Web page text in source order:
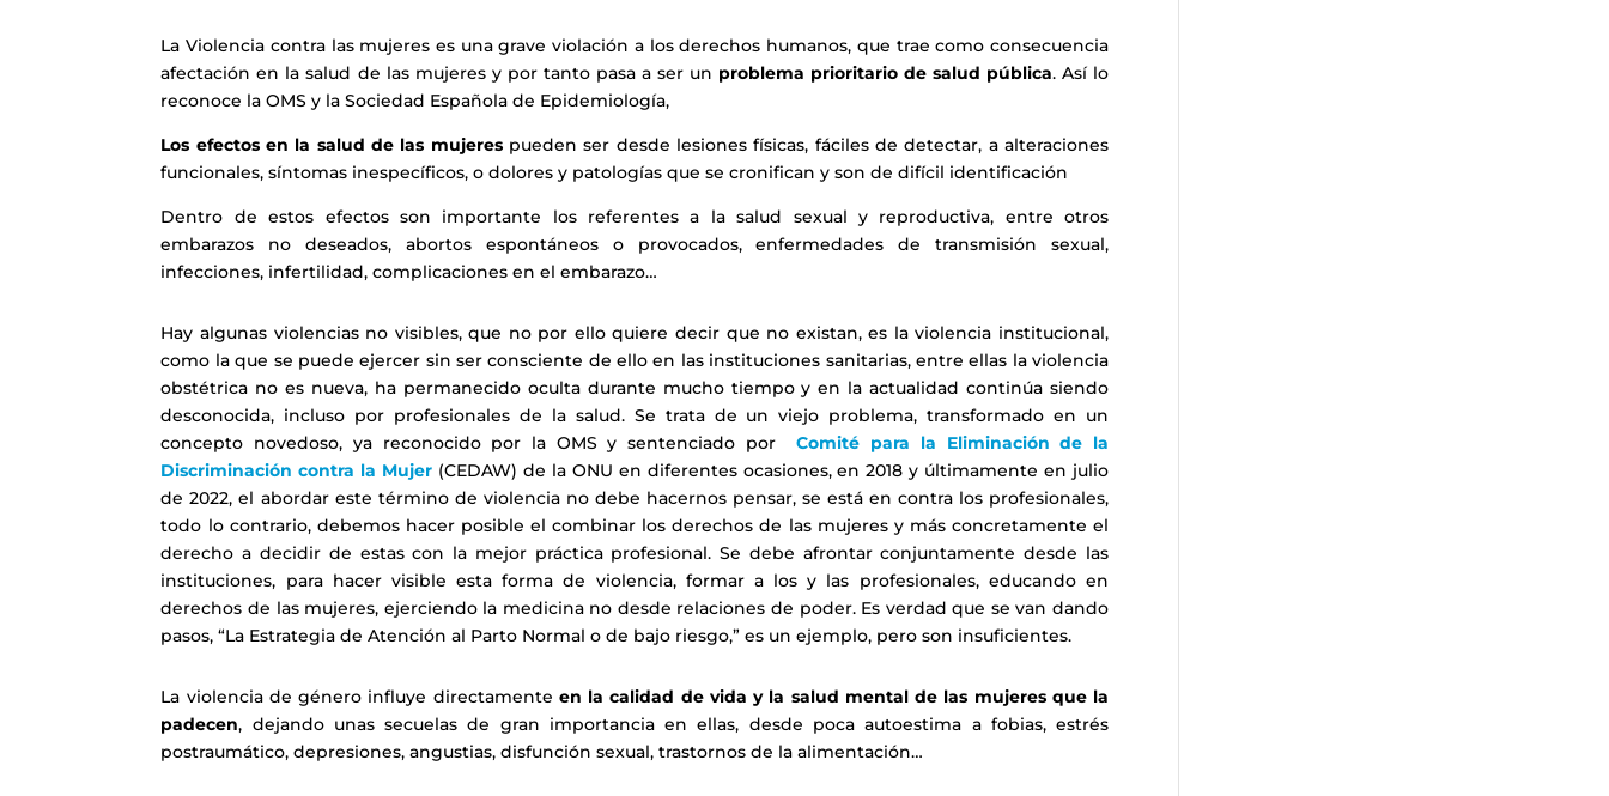
La Violencia contra las mujeres es una grave violación a los derechos humanos, que trae como consecuencia
afectación en la salud de las mujeres y por tanto pasa a ser un problema prioritario de salud pública. Así lo
reconoce la OMS y la Sociedad Española de Epidemiología,
Los efectos en la salud de las mujerespueden ser desde lesiones físicas, fáciles de detectar, a alteraciones
funcionales, síntomas inespecíficos, o dolores y patologías que se cronifican y son de difícil identificación
Dentro de estos efectos son importante los referentes a la salud sexual y reproductiva, entre otros
embarazos no deseados, abortos espontáneos o provocados, enfermedades de transmisión sexual,
infecciones, infertilidad, complicaciones en el embarazo…
Hay algunas violencias no visibles, que no por ello quiere decir que no existan, es la violencia institucional,
como la que se puede ejercer sin ser consciente de ello en las instituciones sanitarias, entre ellas la violencia
obstétrica no es nueva, ha permanecido oculta durante mucho tiempo y en la actualidad continúa siendo
desconocida, incluso por profesionales de la salud. Se trata de un viejo problema, transformado en un
concepto novedoso, ya reconocido por la OMS y sentenciado porComité para la Eliminación de la
Discriminación contra la Mujer (CEDAW) de la ONU en diferentes ocasiones, en 2018 y últimamente en julio
de 2022, el abordar este término de violencia no debe hacernos pensar, se está en contra los profesionales,
todo lo contrario, debemos hacer posible el combinar los derechos de las mujeres y más concretamente el
derecho a decidir de estas con la mejor práctica profesional. Se debe afrontar conjuntamente desde las
instituciones, para hacer visible esta forma de violencia, formar a los y las profesionales, educando en
derechos de las mujeres, ejerciendo la medicina no desde relaciones de poder. Es verdad que se van dando
pasos, “La Estrategia de Atención al Parto Normal o de bajo riesgo,” es un ejemplo, pero son insuficientes.
La violencia de género influye directamente en la calidad de vida y la salud mental de las mujeres que la
padecen, dejando unas secuelas de gran importancia en ellas, desde poca autoestima a fobias, estrés
postraumático, depresiones, angustias, disfunción sexual, trastornos de la alimentación…